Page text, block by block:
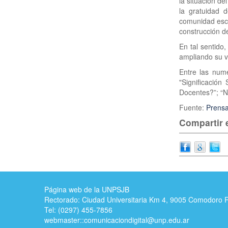
la gratuidad
comunidad
construcción
En tal
ampliando su
Entre las
"Significación
Docentes?”;
Fuente:
Compartir
Página web de la UNPSJB
Rectorado: Ciudad Universitaria Km 4, 9005 Comodoro
Tel: (0297) 455-7856
webmaster::comunicaciondigital@unp.edu.ar